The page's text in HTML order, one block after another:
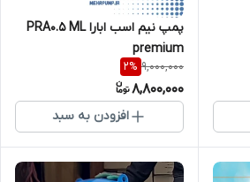
پمپ نیم اسب ابارا PRA0.5 ML
premium
9,000,000
2%
8,800,000
افزودن به سبد